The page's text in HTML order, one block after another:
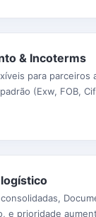
& Incoterms
para parceiros
(Exw, FOB,
e prioridade